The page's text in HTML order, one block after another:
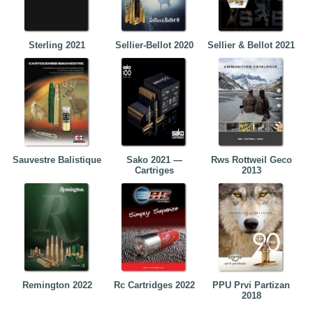
Sterling 2021 Sellier-Bellot 2020 Sellier & Bellot 2021
Sauvestre Balistique
Sako 2021 —
Cartriges
Rws Rottweil Geco
2013
Remington 2022 Rc Cartridges 2022
PPU Prvi Partizan
2018